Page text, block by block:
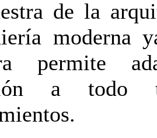
de la
moderna
permite
a todo